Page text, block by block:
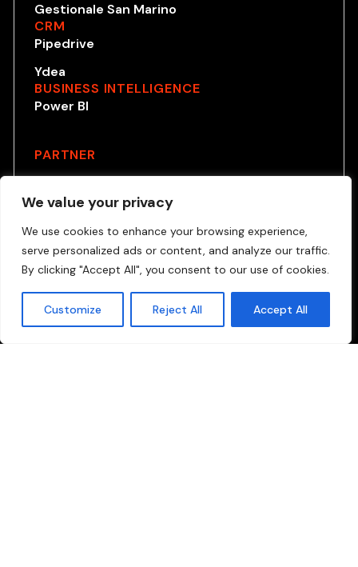
We value your privacy
We use cookies to enhance your browsing experience,
serve personalized ads or content, and analyze our traffic.
By clicking "Accept All", you consent to our use of cookies.
Customize Reject All Accept All
Gestionale San Marino
CRM
Pipedrive
Ydea
BUSINESS INTELLIGENCE
Power BI
PARTNER